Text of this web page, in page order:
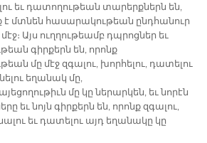
եւ դատողութեան տարերքներն են,
է մտնեն հասարակութեան ընդհանուր
Այս ուղղութեամբ դպրոցներ եւ
գիրքերն են, որոնք
մը մէջ զգալու, խորհելու, դատելու
եղանակ մը,
մը կը ներարկեն, եւ նորէն
եւ նոյն գիրքերն են, որոնք զգալու,
եւ դատելու այդ եղանակը կը